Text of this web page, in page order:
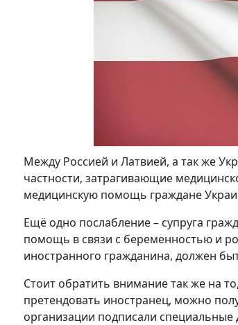
Между Россией и Латвией, а так же
частности, затрагивающие
медицинскую помощь граждане
Ещё одно послабление – супруга
помощь в связи с беременностью и
иностранного гражданина, должен
Стоит обратить внимание так же на
претендовать иностранец, можно
организации подписали специальные